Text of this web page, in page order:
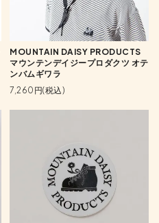
MOUNTAIN DAISY PRODUCTS
マウンテンデイジープロダクツ オテ
ンバムギワラ
7,260円(税込)